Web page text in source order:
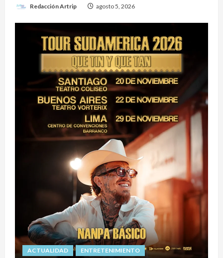
Redacción Artrip agosto 5, 2026
ACTUALIDAD ENTRETENIMIENTO